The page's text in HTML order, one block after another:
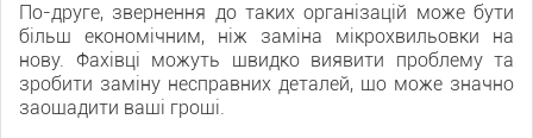
По-друге, звернення до таких організацій може бути
більш економічним, ніж заміна мікрохвильовки на
нову. Фахівці можуть швидко виявити проблему та
зробити заміну несправних деталей, що може значно
заощадити ваші гроші.